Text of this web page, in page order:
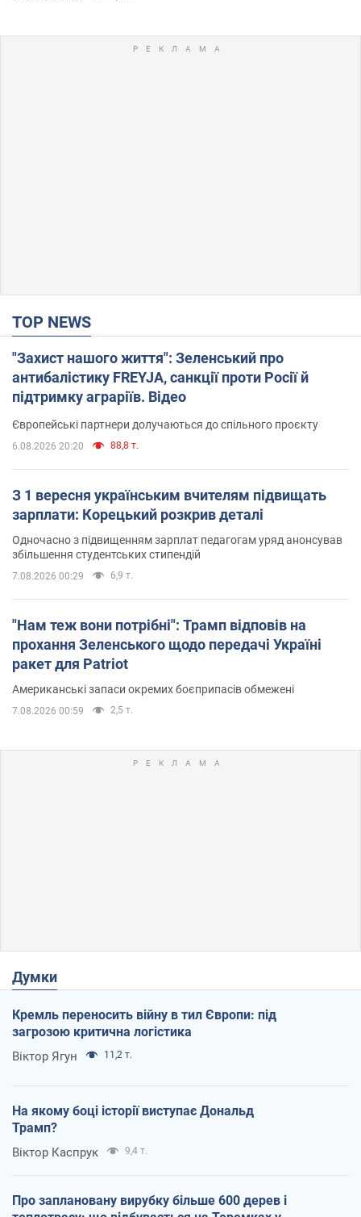
TOP NEWS
"Захист нашого життя": Зеленський про
антибалістику FREYJA, санкції проти Росії й
підтримку аграріїв. Відео
Європейські партнери долучаються до спільного проєкту
6.08.2026 20:20 88,8 т.
З 1 вересня українським вчителям підвищать
зарплати: Корецький розкрив деталі
Одночасно з підвищенням зарплат педагогам уряд анонсував
збільшення студентських стипендій
7.08.2026 00:29 6,9 т.
"Нам теж вони потрібні": Трамп відповів на
прохання Зеленського щодо передачі Україні
ракет для Patriot
Американські запаси окремих боєприпасів обмежені
7.08.2026 00:59 2,5 т.
Думки
Кремль переносить війну в тил Європи: під
загрозою критична логістика
Віктор Ягун 11,2 т.
На якому боці історії виступає Дональд
Трамп?
Віктор Каспрук 9,4 т.
Про заплановану вирубку більше 600 дерев і